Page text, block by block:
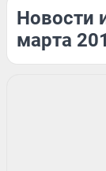
Новости
марта